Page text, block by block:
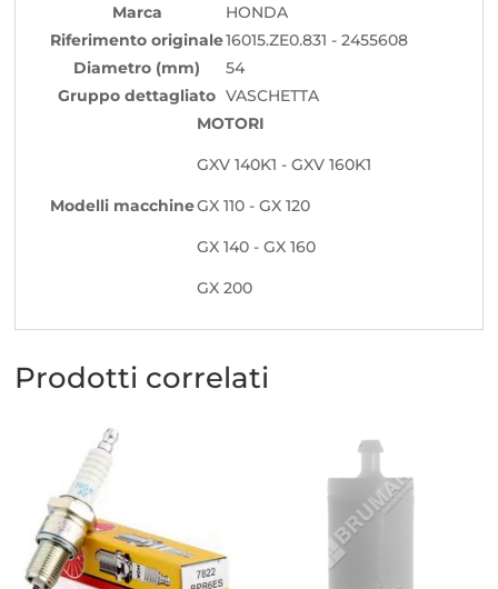
Marca
HONDA
Riferimento originale16015.ZE0.831 - 2455608
Diametro (mm)
54
Gruppo dettagliato VASCHETTA
Modelli macchine
MOTORI
GXV 140K1 - GXV 160K1
GX 110 - GX 120
GX 140 - GX 160
GX 200
Prodotti correlati